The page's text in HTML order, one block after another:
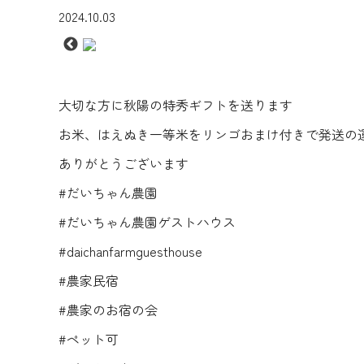
2024.10.03
大切な方に秋陽の特秀ギフトを送ります
お米、はえぬき一等米をリンゴおまけ付きで発送
ありがとうございます
#だいちゃん農園
#だいちゃん農園ゲストハウス
#daichanfarmguesthouse
#農家民宿
#農家のお宿の会
#ペット可